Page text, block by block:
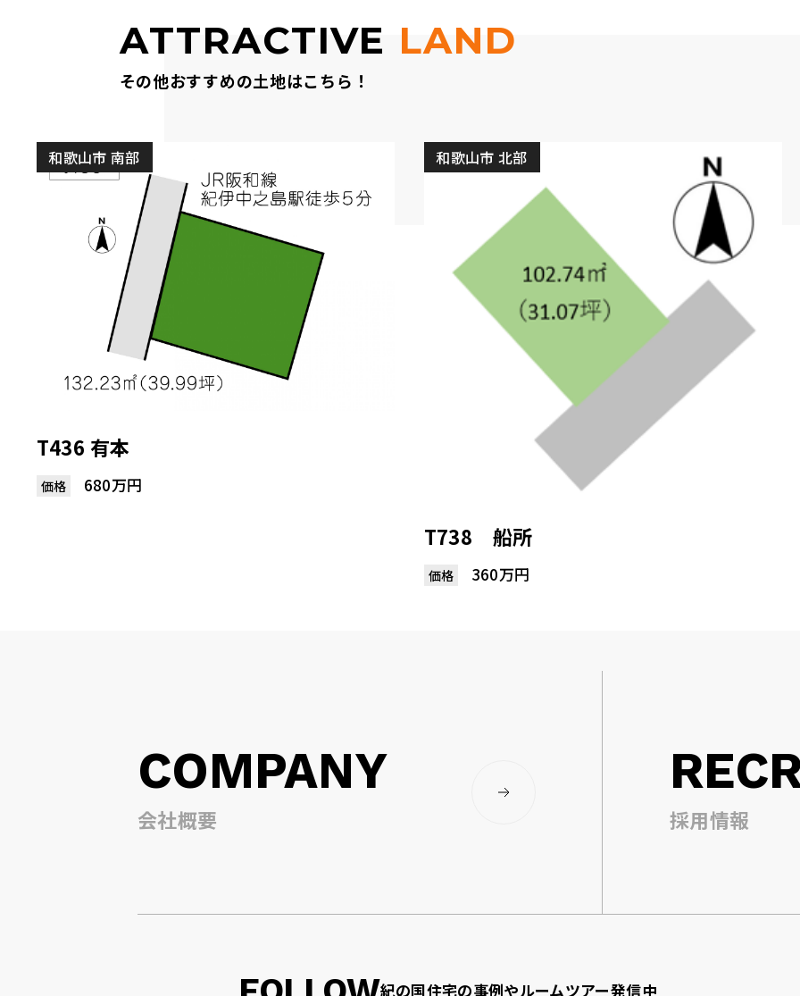
ATTRACTIVE LAND
その他おすすめの土地はこちら！
和歌山市 南部
T436 有本
価格 680万円
和歌山市 北部
T738 船所
価格 360万円
COMPANY
会社概要 採用情報
紀の国住宅の事例やルームツアー発信中